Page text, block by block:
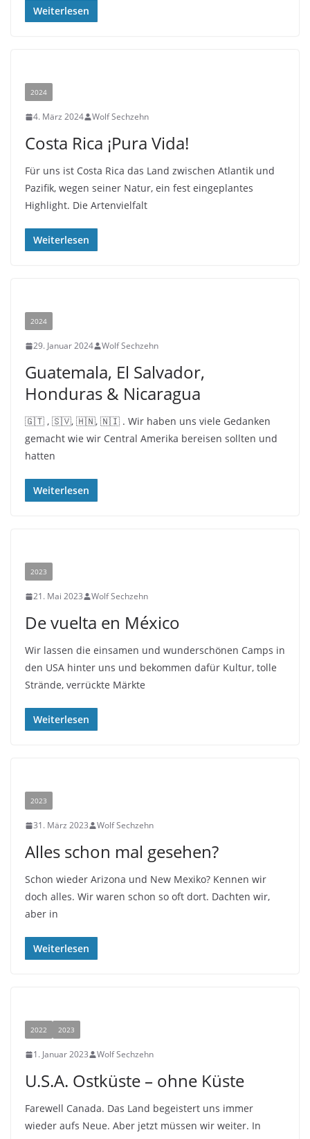
Weiterlesen
2024
4. März 2024 Wolf Sechzehn
Costa Rica ¡Pura Vida!
Für uns ist Costa Rica das Land zwischen Atlantik und
Pazifik, wegen seiner Natur, ein fest eingeplantes
Highlight. Die Artenvielfalt
Weiterlesen
2024
29. Januar 2024 Wolf Sechzehn
Guatemala, El Salvador,
Honduras & Nicaragua
🇬🇹 , 🇸🇻, 🇭🇳, 🇳🇮 . Wir haben uns viele Gedanken
gemacht wie wir Central Amerika bereisen sollten und
hatten
Weiterlesen
2023
21. Mai 2023 Wolf Sechzehn
De vuelta en México
Wir lassen die einsamen und wunderschönen Camps in
den USA hinter uns und bekommen dafür Kultur, tolle
Strände, verrückte Märkte
Weiterlesen
2023
31. März 2023 Wolf Sechzehn
Alles schon mal gesehen?
Schon wieder Arizona und New Mexiko? Kennen wir
doch alles. Wir waren schon so oft dort. Dachten wir,
aber in
Weiterlesen
2022 2023
1. Januar 2023 Wolf Sechzehn
U.S.A. Ostküste – ohne Küste
Farewell Canada. Das Land begeistert uns immer
wieder aufs Neue. Aber jetzt müssen wir weiter. In